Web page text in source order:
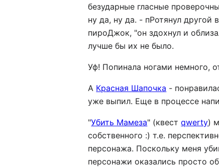
безударные гласные
ну да, ну да. - пРотянул другой
пироДжок, "он здохнул и
лучше бы их не было.
Уф! Попинала ногами немного,
А Красная Шапочка -
уже выпил. Еще в процессе
"Убить Мамеза" (квестqwerty)
собственного :) т.е.
персонажа. Поскольку меня
персонажи оказались просто